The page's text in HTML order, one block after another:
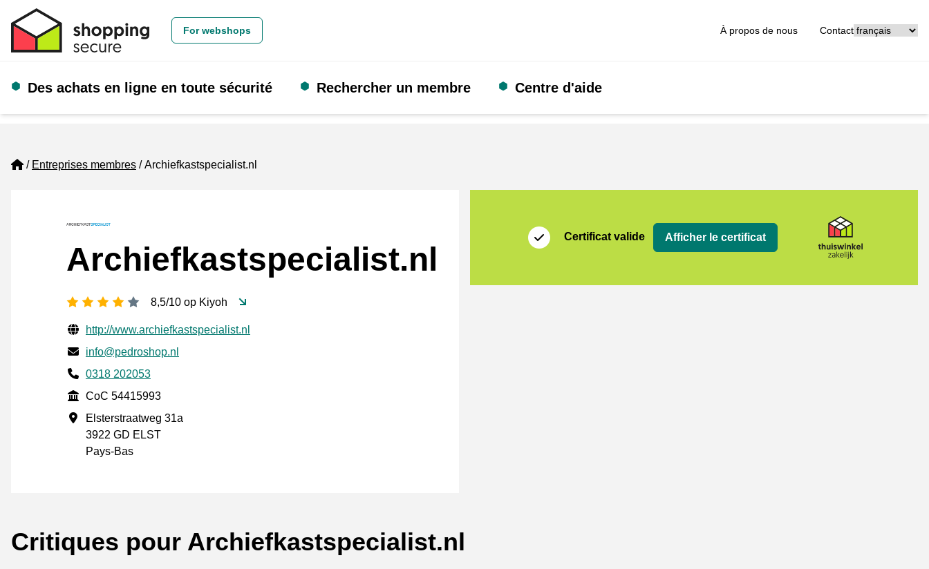
For webshops À propos de nous Contact
Des achats en ligne en toute sécurité Rechercher un membre Centre d'aide
Home
Entreprises membres Archiefkastspecialist.nl
Archiefkastspecialist.nl
[_General:NumberOfStarsPluralFormat]
8,5/10 op Kiyoh
Informations de contact vérifiées
Website URL
http://www.archiefkastspecialist.nl
E-mail
info@pedroshop.nl
Phone number
0318 202053
CoC
CoC 54415993
Adresse professionnelle
Elsterstraatweg 31a
3922 GD ELST
Pays-Bas
Certificat valide Afficher le certificat
Critiques pour Archiefkastspecialist.nl